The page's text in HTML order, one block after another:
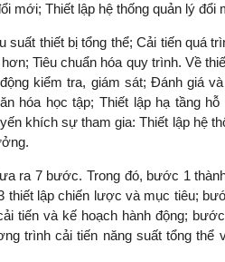
mới; Thiết lập hệ thống quản lý đổi
thiết bị tổng thể; Cải tiến quá
Tiêu chuẩn hóa quy trình. Về
kiểm tra, giám sát; Đánh giá
hóa học tập; Thiết lập hạ tầng hỗ
khích sự tham gia: Thiết lập hệ
ra 7 bước. Trong đó, bước 1
lập chiến lược và mục tiêu;
tiến và kế hoạch hành động;
trình cải tiến năng suất tổng thể